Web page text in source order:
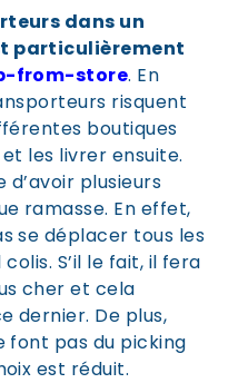
dans un
particulièrement
from-store. En
risquent
boutiques
les livrer ensuite.
plusieurs
ramasse. En effet,
se déplacer tous les
S’il le fait, il fera
cher et cela
dernier. De plus,
font pas du picking
est réduit.